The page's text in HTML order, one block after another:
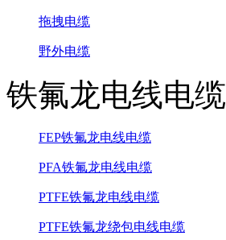
拖拽电缆
野外电缆
铁氟龙电线电缆
FEP铁氟龙电线电缆
PFA铁氟龙电线电缆
PTFE铁氟龙电线电缆
PTFE铁氟龙绕包电线电缆